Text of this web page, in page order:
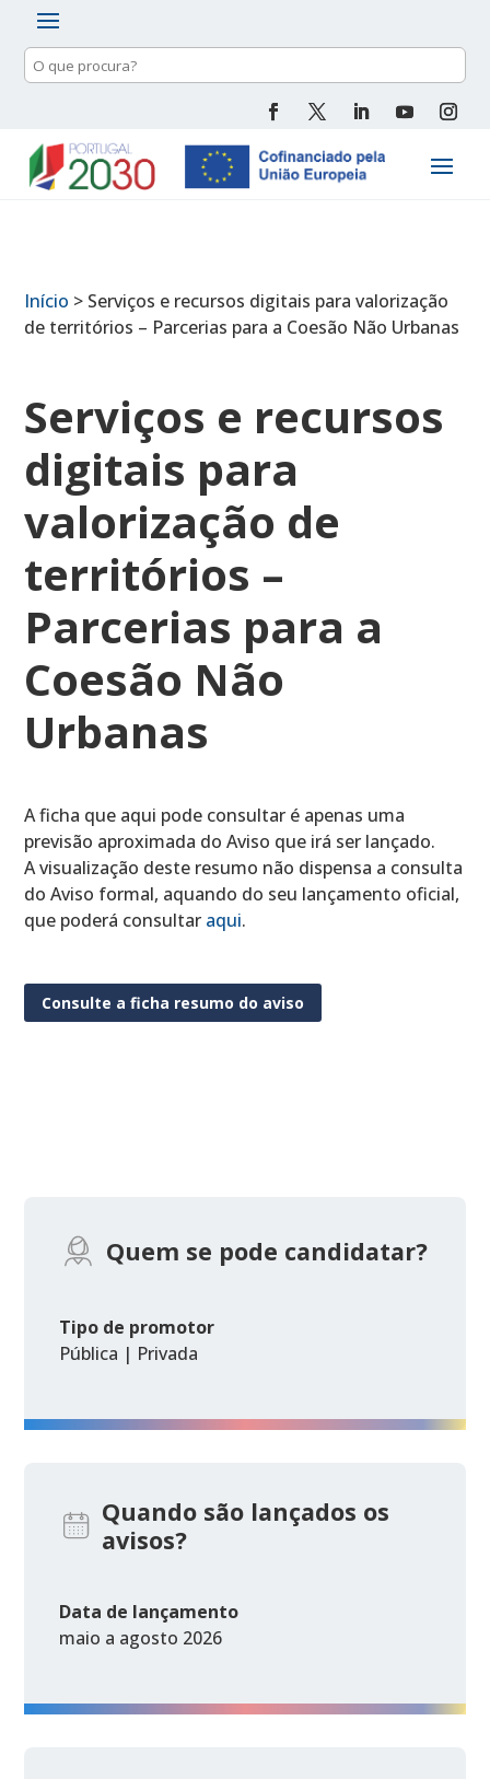
Pesquisa
de
Início > Serviços e recursos digitais para valorização
de territórios – Parcerias para a Coesão Não Urbanas
Serviços e recursos
digitais para
valorização de
territórios –
Parcerias para a
Coesão Não
Urbanas
A ficha que aqui pode consultar é apenas uma
previsão aproximada do Aviso que irá ser lançado.
A visualização deste resumo não dispensa a consulta
do Aviso formal, aquando do seu lançamento oficial,
que poderá consultar aqui.
Consulte a ficha resumo do aviso
Quem se pode candidatar?
Tipo de promotor
Pública | Privada
Quando são lançados os
avisos?
Data de lançamento
maio a agosto 2026